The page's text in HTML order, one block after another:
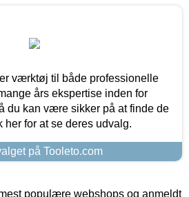
værktøj til både professionelle
års ekspertise inden for
du kan være sikker på at finde de
her for at se deres udvalg.
på Tooleto.com
populære webshops og anmeldt